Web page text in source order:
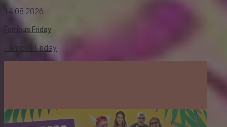
14.08.2026
Famous Friday
Famous Friday